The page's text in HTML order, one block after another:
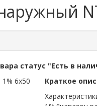
статус "Есть в
Краткое